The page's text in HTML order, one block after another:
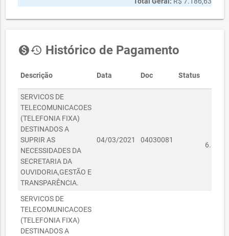
monetization_onhistory Histórico de Pagamento
Descrição Data Doc Status
SERVICOS DE
TELECOMUNICACOES
(TELEFONIA FIXA)
DESTINADOS A
SUPRIR AS
NECESSIDADES DA
SECRETARIA DA
OUVIDORIA,GESTÃO E
TRANSPARÊNCIA.
04/03/2021 04030081
SERVICOS DE
TELECOMUNICACOES
(TELEFONIA FIXA)
DESTINADOS A